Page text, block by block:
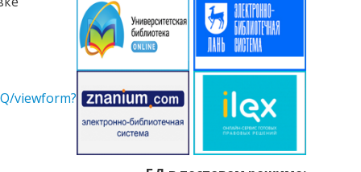
viewform?